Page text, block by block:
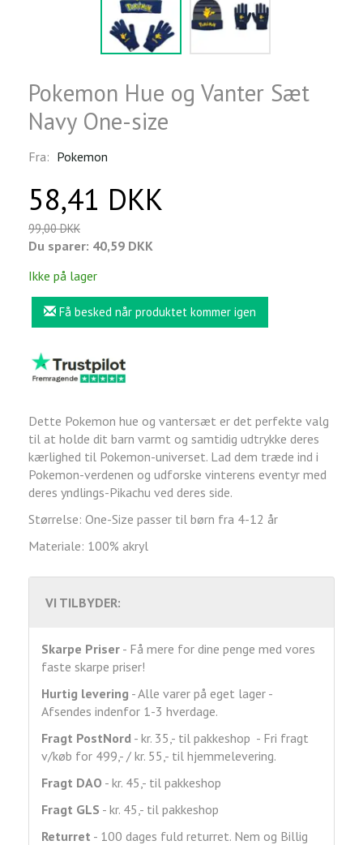
Pokemon Hue og Vanter Sæt
Navy One-size
Fra: Pokemon
58,41 DKK
99,00 DKK
Du sparer: 40,59 DKK
Ikke på lager
Få besked når produktet kommer igen
Dette Pokemon hue og vantersæt er det perfekte valg
til at holde dit barn varmt og samtidig udtrykke deres
kærlighed til Pokemon-universet. Lad dem træde ind i
Pokemon-verdenen og udforske vinterens eventyr med
deres yndlings-Pikachu ved deres side.
Størrelse: One-Size passer til børn fra 4-12 år
Materiale: 100% akryl
VI TILBYDER:
Skarpe Priser - Få mere for dine penge med vores
faste skarpe priser!
Hurtig levering - Alle varer på eget lager -
Afsendes indenfor 1-3 hverdage.
Fragt PostNord - kr. 35,- til pakkeshop - Fri fragt
v/køb for 499,- / kr. 55,- til hjemmelevering.
Fragt DAO - kr. 45,- til pakkeshop
Fragt GLS - kr. 45,- til pakkeshop
Returret - 100 dages fuld returret. Nem og Billig